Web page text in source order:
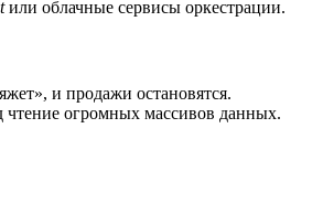
или облачные сервисы оркестрации.
и продажи остановятся.
огромных массивов данных.